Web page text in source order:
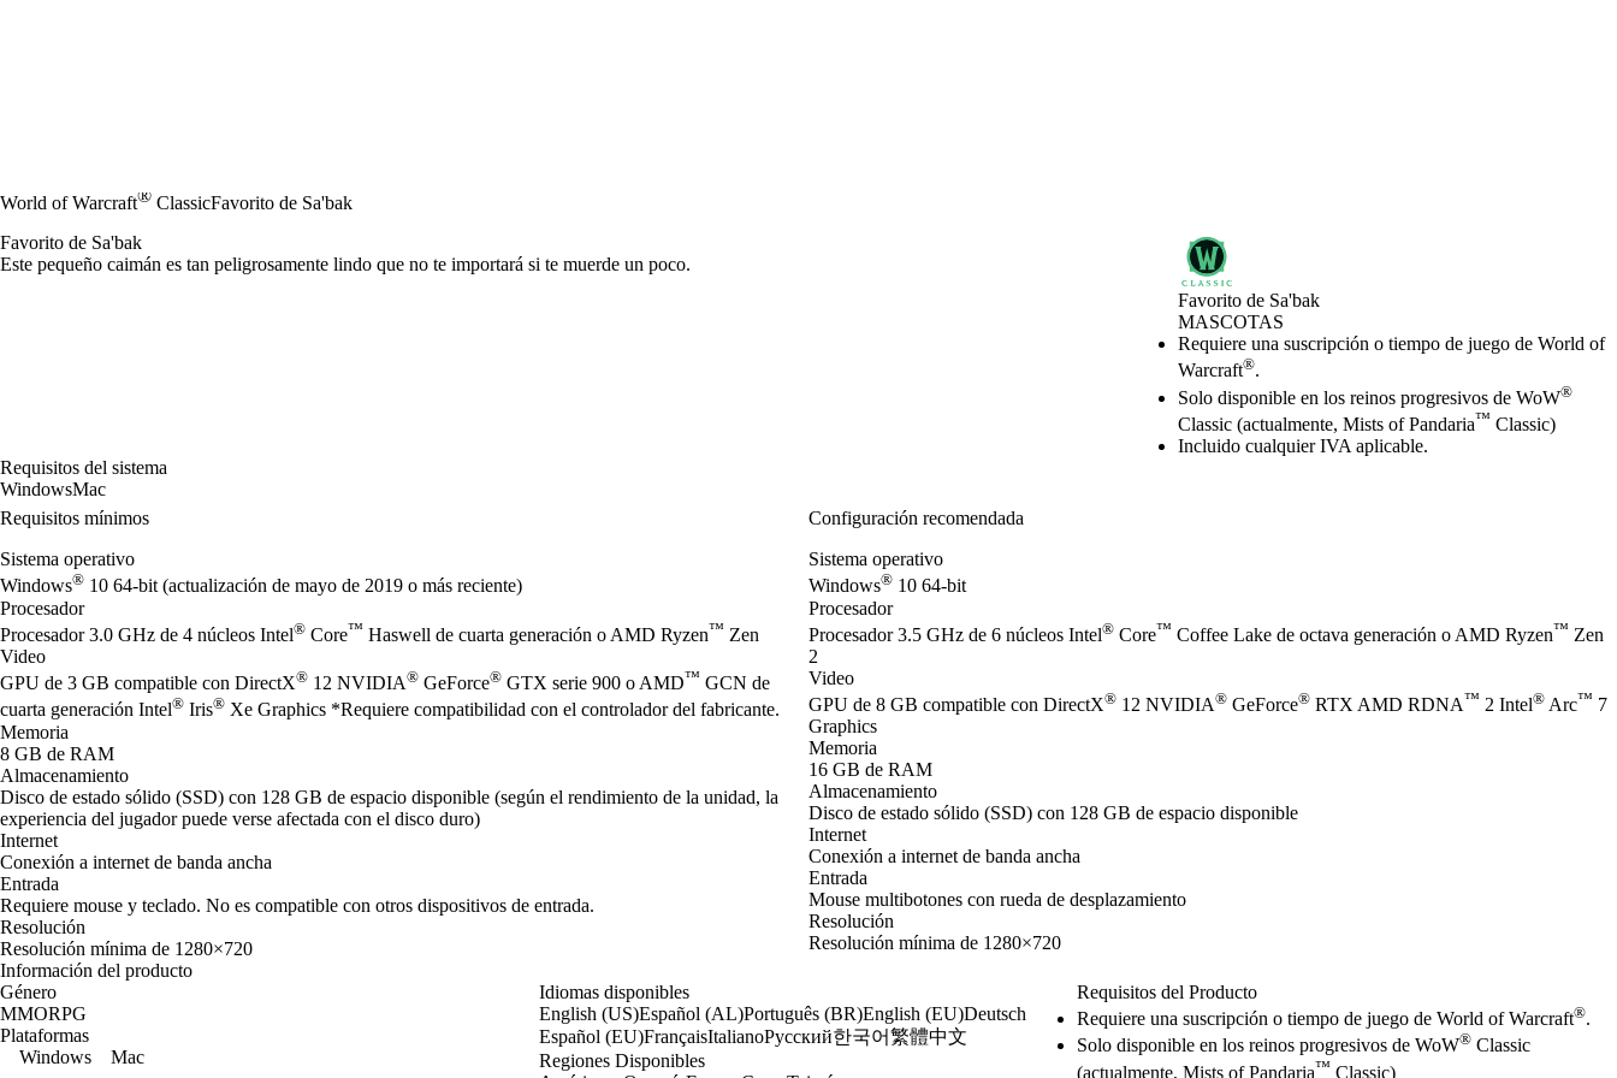
World of Warcraft® ClassicFavorito de Sa'bak
Favorito de Sa'bak
MASCOTAS
Precio
Available actions
Requiere una suscripción o tiempo de juego de World of
Warcraft®.
Solo disponible en los reinos progresivos de WoW®
Classic (actualmente, Mists of Pandaria™ Classic)
Incluido cualquier IVA aplicable.
Favorito de Sa'bak
Este pequeño caimán es tan peligrosamente lindo que no te importará si te muerde un poco.
Requisitos del sistema
WindowsMac
Requisitos mínimos
Sistema operativo
Windows® 10 64-bit (actualización de mayo de 2019 o más reciente)
Procesador
Procesador 3.0 GHz de 4 núcleos Intel® Core™ Haswell de cuarta generación o AMD Ryzen™ Zen
Video
GPU de 3 GB compatible con DirectX® 12 NVIDIA® GeForce® GTX serie 900 o AMD™ GCN de
cuarta generación Intel® Iris® Xe Graphics *Requiere compatibilidad con el controlador del fabricante.
Memoria
8 GB de RAM
Almacenamiento
Disco de estado sólido (SSD) con 128 GB de espacio disponible (según el rendimiento de la unidad, la
experiencia del jugador puede verse afectada con el disco duro)
Internet
Conexión a internet de banda ancha
Entrada
Requiere mouse y teclado. No es compatible con otros dispositivos de entrada.
Resolución
Resolución mínima de 1280×720
Configuración recomendada
Sistema operativo
Windows® 10 64-bit
Procesador
Procesador 3.5 GHz de 6 núcleos Intel® Core™ Coffee Lake de octava generación o AMD Ryzen™ Zen
2
Video
GPU de 8 GB compatible con DirectX® 12 NVIDIA® GeForce® RTX AMD RDNA™ 2 Intel® Arc™ 7
Graphics
Memoria
16 GB de RAM
Almacenamiento
Disco de estado sólido (SSD) con 128 GB de espacio disponible
Internet
Conexión a internet de banda ancha
Entrada
Mouse multibotones con rueda de desplazamiento
Resolución
Resolución mínima de 1280×720
Información del producto
Género
MMORPG
Plataformas
Windows
Mac
Idiomas disponibles
English (US)Español (AL)Português (BR)English (EU)Deutsch
Español (EU)FrançaisItalianoРусский한국어繁體中文
Regiones Disponibles
Requisitos del Producto
Requiere una suscripción o tiempo de juego de World of Warcraft®.
Solo disponible en los reinos progresivos de WoW® Classic
(actualmente, Mists of Pandaria™ Classic)